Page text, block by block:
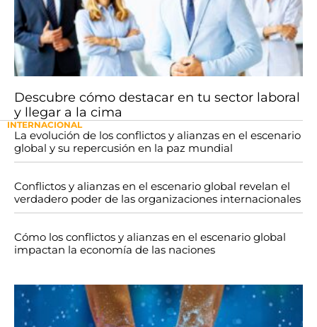
Descubre cómo destacar en tu sector laboral
y llegar a la cima
INTERNACIONAL
La evolución de los conflictos y alianzas en el escenario
global y su repercusión en la paz mundial
Conflictos y alianzas en el escenario global revelan el
verdadero poder de las organizaciones internacionales
Cómo los conflictos y alianzas en el escenario global
impactan la economía de las naciones